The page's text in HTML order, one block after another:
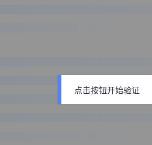
点击按钮开始验证